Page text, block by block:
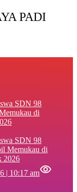
PADI
SDN 98
Memukau di
2026
| 10:17 am